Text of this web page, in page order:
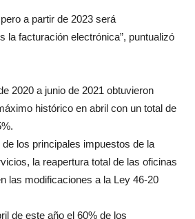
a partir de 2023 será
la facturación electrónica”, puntualizó
2020 a junio de 2021 obtuvieron
histórico en abril con un total de
los principales impuestos de la
la reapertura total de las oficinas
las modificaciones a la Ley 46-20
de este año el 60% de los